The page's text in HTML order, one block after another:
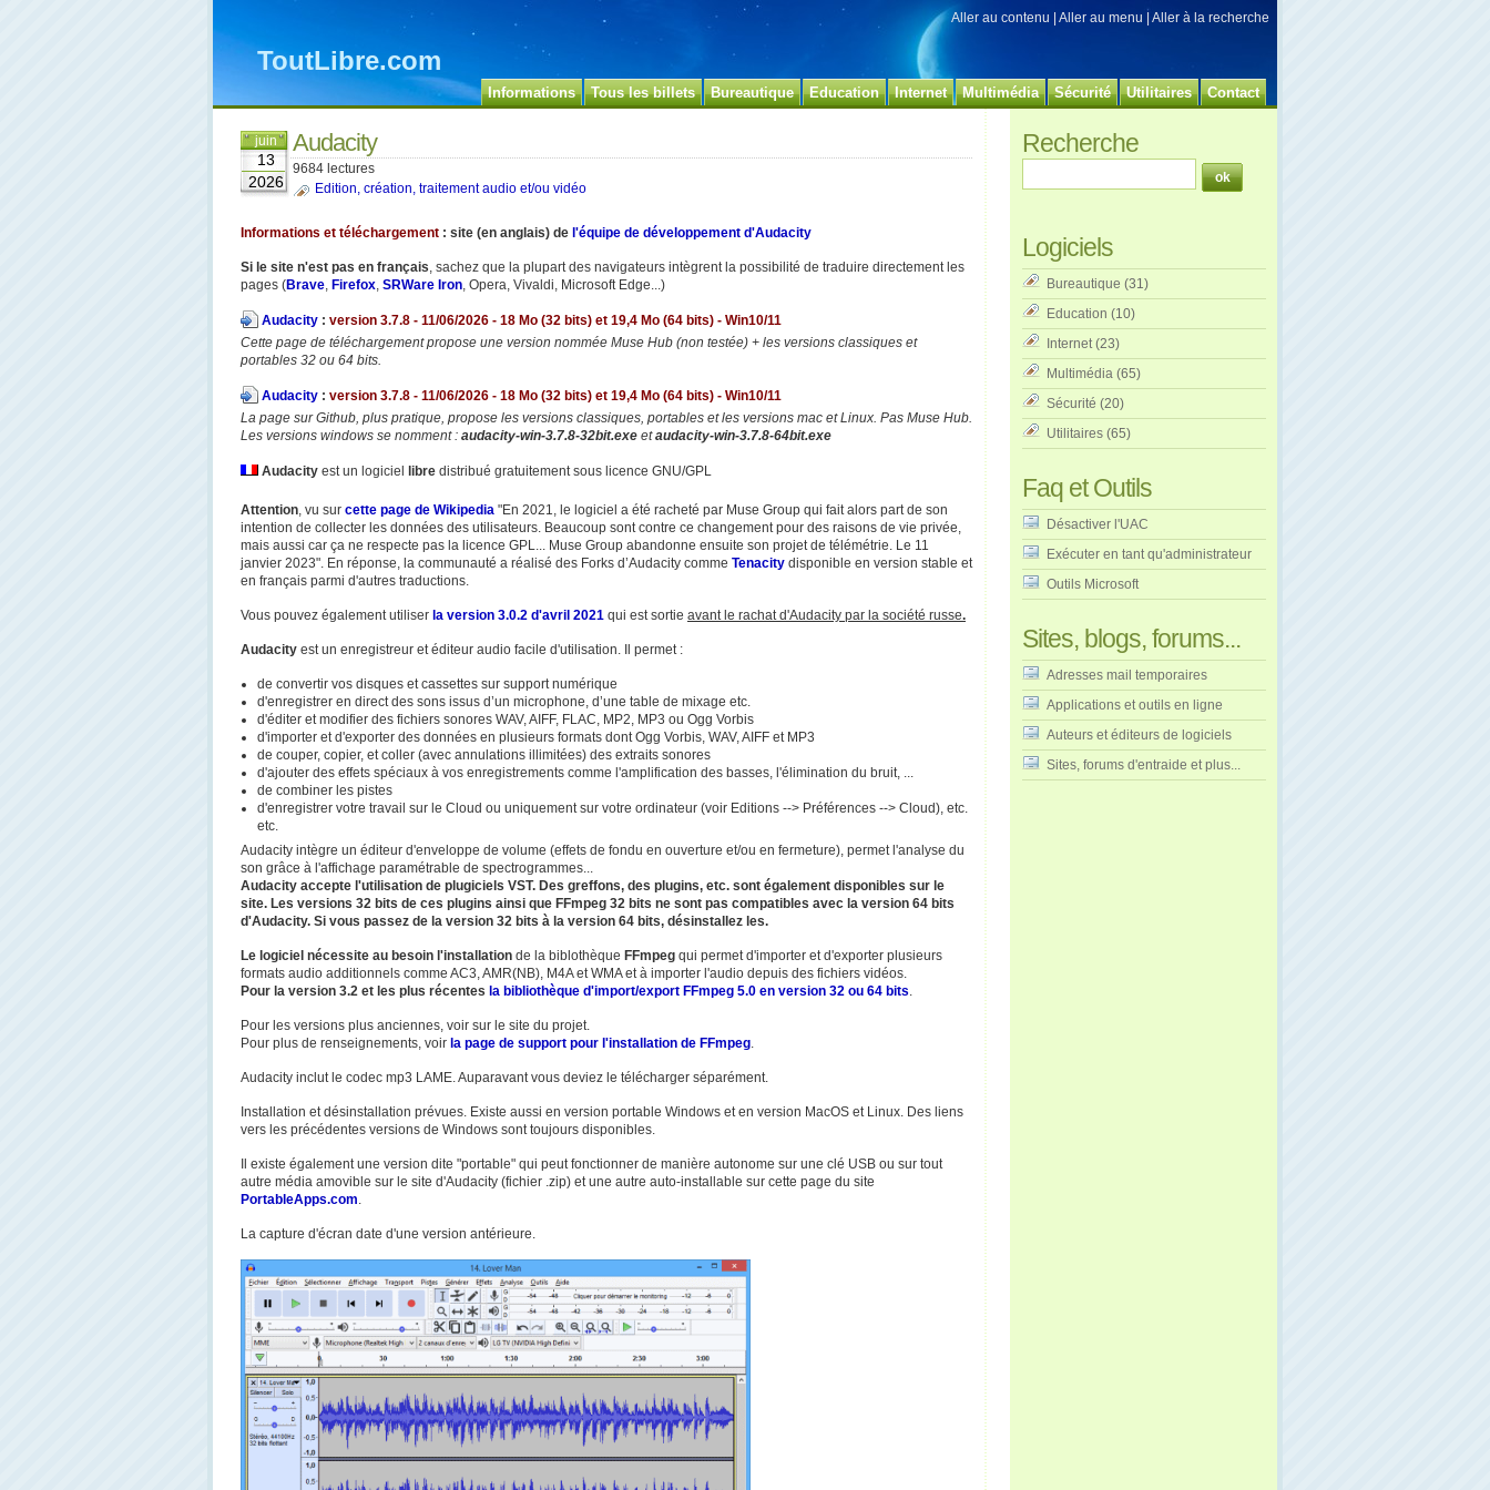
ToutLibre.com
Aller au contenu Aller au menu Aller à la recherche
Informations Tous les billets Bureautique Education Internet Multimédia Sécurité Utilitaires Contact
juin
13
2026
Audacity
9684 lectures
Edition, création, traitement audio et/ou vidéo
Informations et téléchargement : site (en anglais) de l'équipe de développement d'Audacity
Si le site n'est pas en français, sachez que la plupart des navigateurs intègrent la possibilité de traduire directement les
pages (Brave, Firefox, SRWare Iron, Opera, Vivaldi, Microsoft Edge...)
Audacity : version 3.7.8 - 11/06/2026 - 18 Mo (32 bits) et 19,4 Mo (64 bits) - Win10/11
Cette page de téléchargement propose une version nommée Muse Hub (non testée) + les versions classiques et
portables 32 ou 64 bits.
Audacity : version 3.7.8 - 11/06/2026 - 18 Mo (32 bits) et 19,4 Mo (64 bits) - Win10/11
La page sur Github, plus pratique, propose les versions classiques, portables et les versions mac et Linux. Pas Muse Hub.
Les versions windows se nomment : audacity-win-3.7.8-32bit.exe etaudacity-win-3.7.8-64bit.exe
Audacity est un logiciel libre distribué gratuitement sous licence GNU/GPL
Attention, vu sur cette page de Wikipedia "En 2021, le logiciel a été racheté par Muse Group qui fait alors part de son
intention de collecter les données des utilisateurs. Beaucoup sont contre ce changement pour des raisons de vie privée,
mais aussi car ça ne respecte pas la licence GPL... Muse Group abandonne ensuite son projet de télémétrie. Le 11
janvier 2023". En réponse, la communauté a réalisé des Forks d’Audacity comme Tenacity disponible en version stable et
en français parmi d'autres traductions.
Vous pouvez également utiliser la version 3.0.2 d'avril 2021 qui est sortie avant le rachat d'Audacity par la société russe.
Audacity est un enregistreur et éditeur audio facile d'utilisation. Il permet :
de convertir vos disques et cassettes sur support numérique
d'enregistrer en direct des sons issus d’un microphone, d’une table de mixage etc.
d'éditer et modifier des fichiers sonores WAV, AIFF, FLAC, MP2, MP3 ou Ogg Vorbis
d'importer et d'exporter des données en plusieurs formats dont Ogg Vorbis, WAV, AIFF et MP3
de couper, copier, et coller (avec annulations illimitées) des extraits sonores
d'ajouter des effets spéciaux à vos enregistrements comme l'amplification des basses, l'élimination du bruit, ...
de combiner les pistes
d'enregistrer votre travail sur le Cloud ou uniquement sur votre ordinateur (voir Editions --> Préférences --> Cloud), etc.
etc.
Audacity intègre un éditeur d'enveloppe de volume (effets de fondu en ouverture et/ou en fermeture), permet l'analyse du
son grâce à l'affichage paramétrable de spectrogrammes...
Audacity accepte l'utilisation de plugiciels VST. Des greffons, des plugins, etc. sont également disponibles sur le
site. Les versions 32 bits de ces plugins ainsi que FFmpeg 32 bits ne sont pas compatibles avec la version 64 bits
d'Audacity. Si vous passez de la version 32 bits à la version 64 bits, désinstallez les.
Le logiciel nécessite au besoin l'installation de la biblothèque FFmpeg qui permet d'importer et d'exporter plusieurs
formats audio additionnels comme AC3, AMR(NB), M4A et WMA et à importer l'audio depuis des fichiers vidéos.
Pour la version 3.2 et les plus récentes la bibliothèque d'import/export FFmpeg 5.0 en version 32 ou 64 bits.
Pour les versions plus anciennes, voir sur le site du projet.
Pour plus de renseignements, voir la page de support pour l'installation de FFmpeg.
Audacity inclut le codec mp3 LAME. Auparavant vous deviez le télécharger séparément.
Installation et désinstallation prévues. Existe aussi en version portable Windows et en version MacOS et Linux. Des liens
vers les précédentes versions de Windows sont toujours disponibles.
Il existe également une version dite "portable" qui peut fonctionner de manière autonome sur une clé USB ou sur tout
autre média amovible sur le site d'Audacity (fichier .zip) et une autre auto-installable sur cette page du site
PortableApps.com.
La capture d'écran date d'une version antérieure.
Recherche
Logiciels
Bureautique (31)
Education (10)
Internet(23)
Multimédia (65)
Sécurité (20)
Utilitaires (65)
Faq et Outils
Désactiver l'UAC
Exécuter en tant qu'administrateur
Outils Microsoft
Sites, blogs, forums...
Adresses mail temporaires
Applications et outils en ligne
Auteurs et éditeurs de logiciels
Sites, forums d'entraide et plus...